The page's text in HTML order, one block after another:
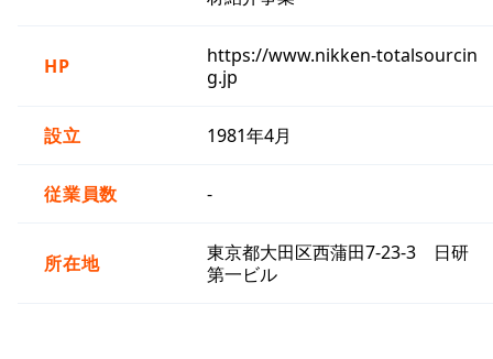
HP
https://www.nikken-totalsourcin
g.jp
設立 1981年4月
従業員数 -
所在地
東京都大田区西蒲田7-23-3 日研
第一ビル